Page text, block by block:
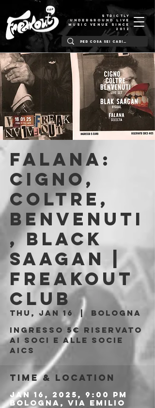
STRICTLY
UNDERGROUND LIVE
MUSIC VENUE SINCE
2012
Falana:
Cigno,
Coltre,
Benvenuti
, Black
Saagan |
Freakout
Club
Thu, Jan 16
  |
Bologna
Ingresso 5€ riservato
ai soci e alle socie
AICS
Time & Location
Jan 16, 2025, 9:00 PM
Bologna, Via Emilio